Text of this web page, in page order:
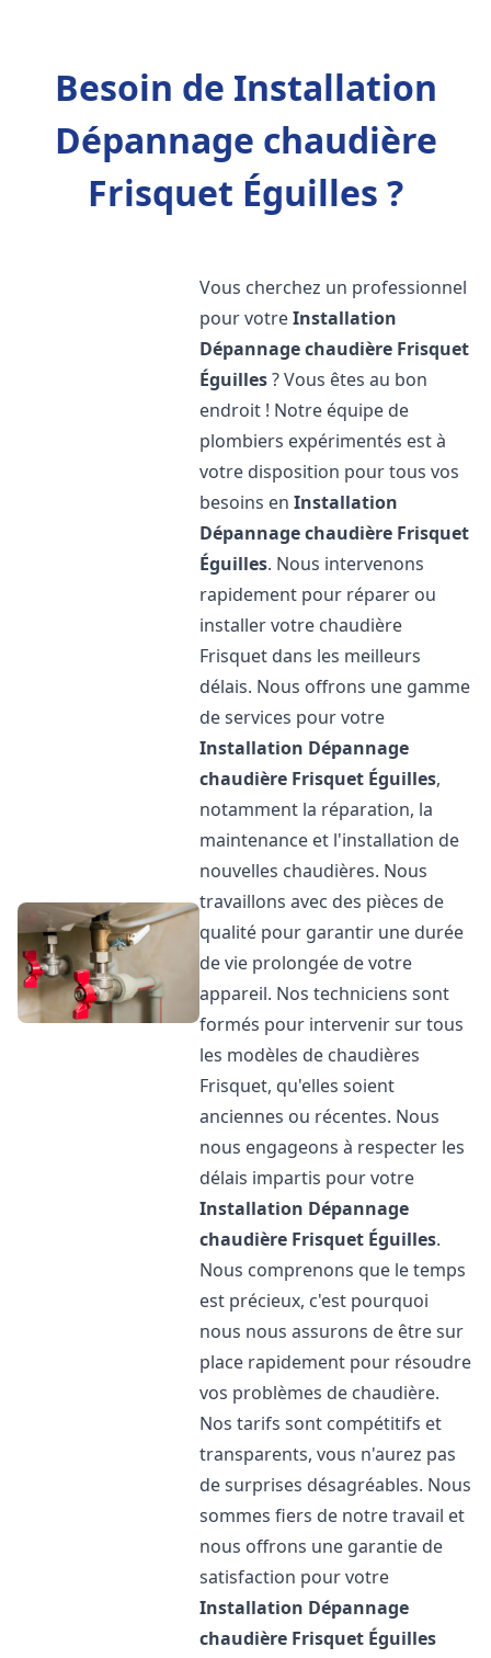
Besoin de Installation
Dépannage chaudière
Frisquet Éguilles ?
Vous cherchez un professionnel
pour votreInstallation
Dépannage chaudière Frisquet
Éguilles? Vous êtes au bon
endroit ! Notre équipe de
plombiers expérimentés est à
votre disposition pour tous vos
besoins enInstallation
Dépannage chaudière Frisquet
Éguilles. Nous intervenons
rapidement pour réparer ou
installer votre chaudière
Frisquet dans les meilleurs
délais. Nous offrons une gamme
de services pour votre
Installation Dépannage
chaudière Frisquet Éguilles,
notamment la réparation, la
maintenance et l'installation de
nouvelles chaudières. Nous
travaillons avec des pièces de
qualité pour garantir une durée
de vie prolongée de votre
appareil. Nos techniciens sont
formés pour intervenir sur tous
les modèles de chaudières
Frisquet, qu'elles soient
anciennes ou récentes. Nous
nous engageons à respecter les
délais impartis pour votre
Installation Dépannage
chaudière Frisquet Éguilles.
Nous comprenons que le temps
est précieux, c'est pourquoi
nous nous assurons de être sur
place rapidement pour résoudre
vos problèmes de chaudière.
Nos tarifs sont compétitifs et
transparents, vous n'aurez pas
de surprises désagréables. Nous
sommes fiers de notre travail et
nous offrons une garantie de
satisfaction pour votre
Installation Dépannage
chaudière Frisquet Éguilles